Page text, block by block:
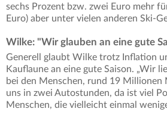
sechs Prozent bzw. zwei Euro mehr
Euro) aber unter vielen anderen Ski-
Wilke: "Wir glauben an eine gute
Generell glaubt Wilke trotz Inflation
Kauflaune an eine gute Saison. „Wir
bei den Menschen, rund 19 Millionen
uns in zwei Autostunden, da ist viel
Menschen, die vielleicht einmal